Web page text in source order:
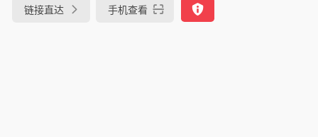
链接直达 手机查看